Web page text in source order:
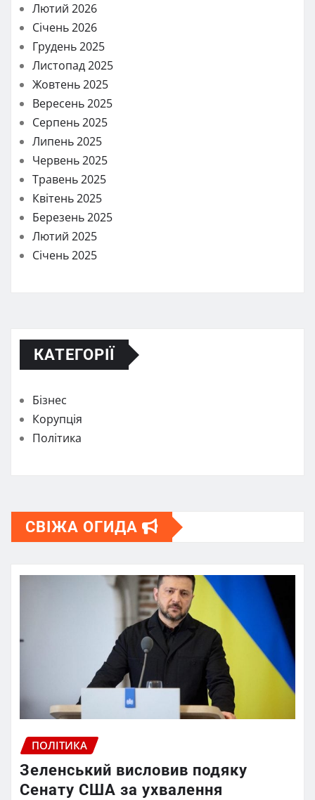
Лютий 2026
Січень 2026
Грудень 2025
Листопад 2025
Жовтень 2025
Вересень 2025
Серпень 2025
Липень 2025
Червень 2025
Травень 2025
Квітень 2025
Березень 2025
Лютий 2025
Січень 2025
КАТЕГОРІЇ
Бізнес
Корупція
Політика
СВІЖА ОГИДА
ПОЛІТИКА
Зеленський висловив подяку
Сенату США за ухвалення